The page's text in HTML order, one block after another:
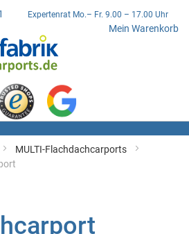
Expertenrat Mo.– Fr. 9.00 – 17.00 Uhr
Mein Warenkorb
MULTI-Flachdachcarports